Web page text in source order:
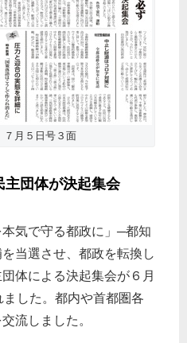
７月５日号３面
主団体が決起集会
気で守る都政に」─都知
当選させ、都政を転換し
体による決起集会が６月
した。都内や首都圏各
流しました。